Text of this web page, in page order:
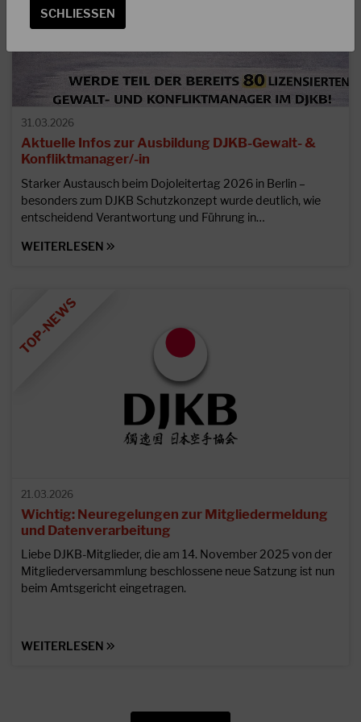
31.03.2026
Aktuelle Infos zur Ausbildung DJKB-Gewalt- &
Konfliktmanager/-in
Starker Austausch beim Dojoleitertag 2026 in Berlin –
besonders zum DJKB Schutzkonzept wurde deutlich, wie
entscheidend Verantwortung und Führung in…
WEITERLESEN
21.03.2026
Wichtig: Neuregelungen zur Mitgliedermeldung
und Datenverarbeitung
Liebe DJKB-Mitglieder, die am 14. November 2025 von der
Mitgliederversammlung beschlossene neue Satzung ist nun
beim Amtsgericht eingetragen.
WEITERLESEN
SCHLIESSEN